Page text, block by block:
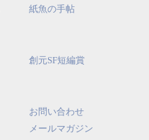
紙魚の手帖
創元SF短編賞
お問い合わせ
メールマガジン